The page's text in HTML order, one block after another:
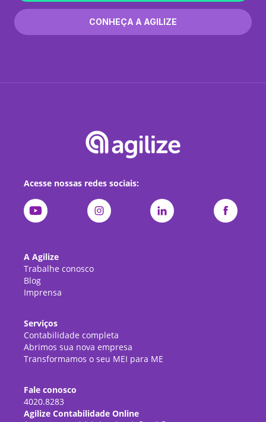
CONHEÇA A AGILIZE
Acesse nossas redes sociais:
A Agilize
Trabalhe conosco
Blog
Imprensa
Serviços
Contabilidade completa
Abrimos sua nova empresa
Transformamos o seu MEI para ME
Fale conosco
4020.8283
Agilize Contabilidade Online